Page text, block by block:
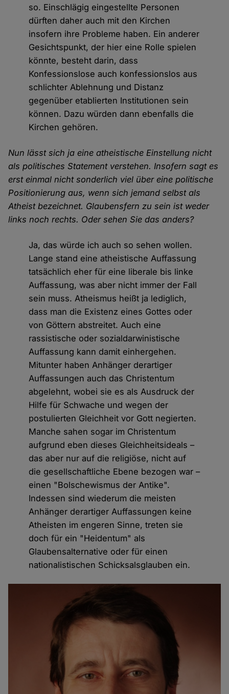
so. Einschlägig eingestellte Personen
dürften daher auch mit den Kirchen
insofern ihre Probleme haben. Ein anderer
Gesichtspunkt, der hier eine Rolle spielen
könnte, besteht darin, dass
Konfessionslose auch konfessionslos aus
schlichter Ablehnung und Distanz
gegenüber etablierten Institutionen sein
können. Dazu würden dann ebenfalls die
Kirchen gehören.
Nun lässt sich ja eine atheistische Einstellung nicht
als politisches Statement verstehen. Insofern sagt es
erst einmal nicht sonderlich viel über eine politische
Positionierung aus, wenn sich jemand selbst als
Atheist bezeichnet. Glaubensfern zu sein ist weder
links noch rechts. Oder sehen Sie das anders?
Ja, das würde ich auch so sehen wollen.
Lange stand eine atheistische Auffassung
tatsächlich eher für eine liberale bis linke
Auffassung, was aber nicht immer der Fall
sein muss. Atheismus heißt ja lediglich,
dass man die Existenz eines Gottes oder
von Göttern abstreitet. Auch eine
rassistische oder sozialdarwinistische
Auffassung kann damit einhergehen.
Mitunter haben Anhänger derartiger
Auffassungen auch das Christentum
abgelehnt, wobei sie es als Ausdruck der
Hilfe für Schwache und wegen der
postulierten Gleichheit vor Gott negierten.
Manche sahen sogar im Christentum
aufgrund eben dieses Gleichheitsideals –
das aber nur auf die religiöse, nicht auf
die gesellschaftliche Ebene bezogen war –
einen "Bolschewismus der Antike".
Indessen sind wiederum die meisten
Anhänger derartiger Auffassungen keine
Atheisten im engeren Sinne, treten sie
doch für ein "Heidentum" als
Glaubensalternative oder für einen
nationalistischen Schicksalsglauben ein.